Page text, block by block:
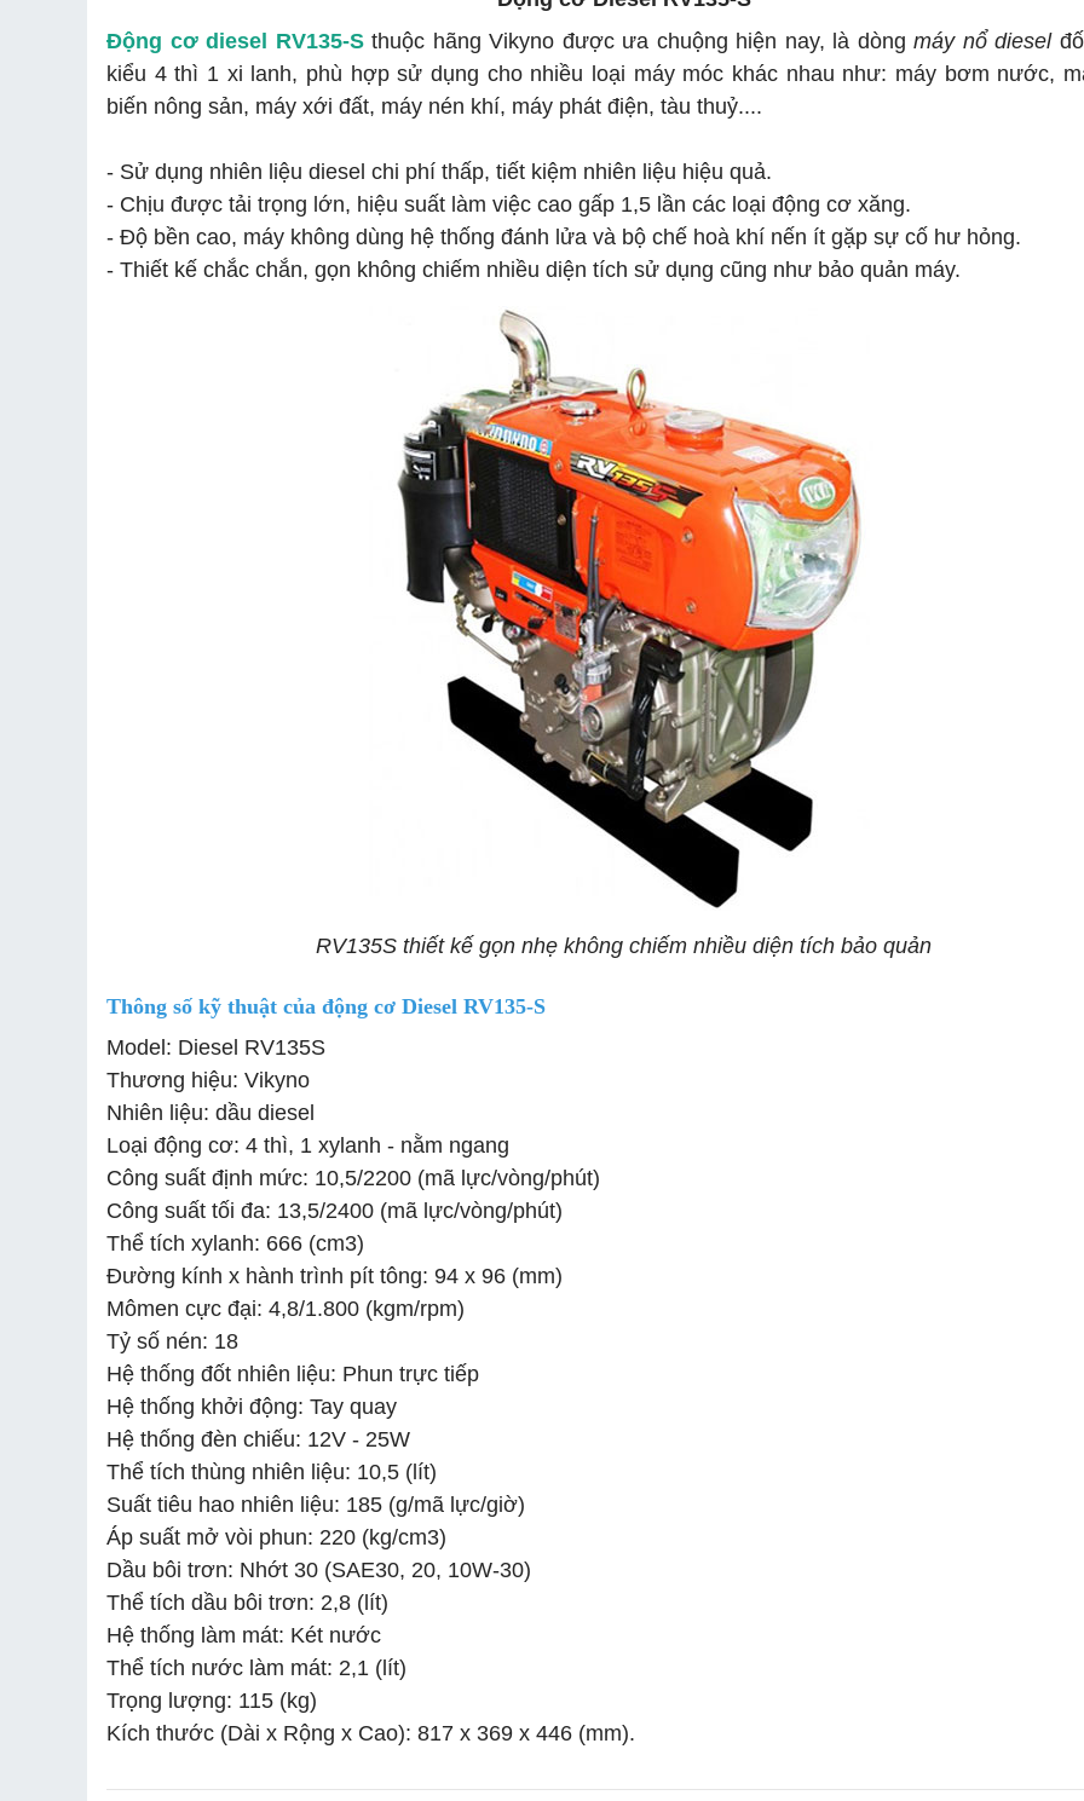
Động cơ diesel RV135-Sthuộc hãng Vikyno được ưa chuộng hiện nay, là dòngmáy nổ diesel
kiểu 4 thì 1 xi lanh, phù hợp sử dụng cho nhiều loại máy móc khác nhau như: máy bơm nước,
biến nông sản, máy xới đất, máy nén khí, máy phát điện, tàu thuỷ....
- Sử dụng nhiên liệu diesel chi phí thấp, tiết kiệm nhiên liệu hiệu quả.
- Chịu được tải trọng lớn, hiệu suất làm việc cao gấp 1,5 lần các loại động cơ xăng.
- Độ bền cao, máy không dùng hệ thống đánh lửa và bộ chế hoà khí nến ít gặp sự cố hư hỏng.
- Thiết kế chắc chắn, gọn không chiếm nhiều diện tích sử dụng cũng như bảo quản máy.
RV135S thiết kế gọn nhẹ không chiếm nhiều diện tích bảo quản
Thông số kỹ thuật của động cơ Diesel RV135-S
Model: Diesel RV135S
Thương hiệu: Vikyno
Nhiên liệu: dầu diesel
Loại động cơ: 4 thì, 1 xylanh - nằm ngang
Công suất định mức: 10,5/2200 (mã lực/vòng/phút)
Công suất tối đa: 13,5/2400 (mã lực/vòng/phút)
Thể tích xylanh: 666 (cm3)
Đường kính x hành trình pít tông: 94 x 96 (mm)
Mômen cực đại: 4,8/1.800 (kgm/rpm)
Tỷ số nén: 18
Hệ thống đốt nhiên liệu: Phun trực tiếp
Hệ thống khởi động: Tay quay
Hệ thống đèn chiếu: 12V - 25W
Thể tích thùng nhiên liệu: 10,5 (lít)
Suất tiêu hao nhiên liệu: 185 (g/mã lực/giờ)
Áp suất mở vòi phun: 220 (kg/cm3)
Dầu bôi trơn: Nhớt 30 (SAE30, 20, 10W-30)
Thể tích dầu bôi trơn: 2,8 (lít)
Hệ thống làm mát: Két nước
Thể tích nước làm mát: 2,1 (lít)
Trọng lượng: 115 (kg)
Kích thước (Dài x Rộng x Cao): 817 x 369 x 446 (mm).